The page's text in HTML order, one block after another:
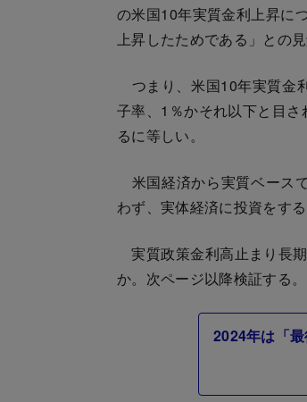
の米国10年実質金利上昇に
上昇したためである」との見
つまり、米国10年実質金
子率、1％かそれ以下と目
るに等しい。
米国経済から実質ベース
わず、実体経済に投資をす
実質政策金利高止まり長
か。次ページ以降検証する。
2024年は「